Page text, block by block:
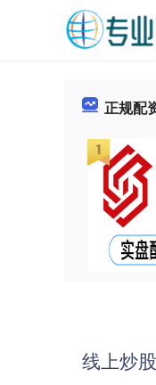
正规配
线上炒